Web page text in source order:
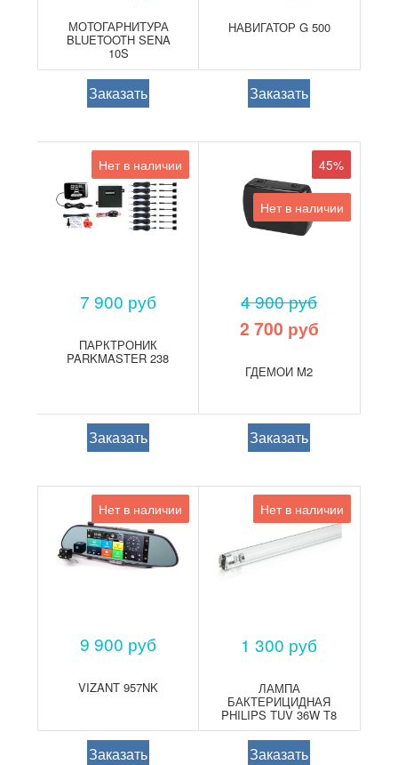
МОТОГАРНИТУРА
BLUETOOTH SENA
10S
Заказать
НАВИГАТОР G 500
Заказать
Нет в наличии
7 900 руб
ПАРКТРОНИК
PARKMASTER 238
Заказать
45%
Нет в наличии
4 900 руб
2 700 руб
ГДЕМОИ M2
Заказать
Нет в наличии
9 900 руб
VIZANT 957NK
Заказать
Нет в наличии
1 300 руб
ЛАМПА
БАКТЕРИЦИДНАЯ
PHILIPS TUV 36W T8
G13 1Х36ВТ G13
2000ЛМ 3000К
Заказать